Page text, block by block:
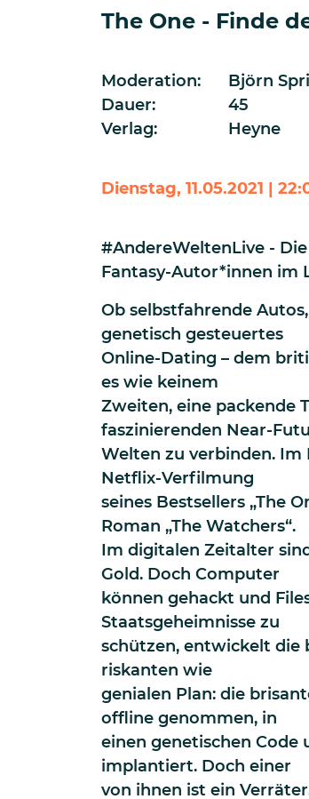
The One - Finde
Moderation:
Björn
Dauer:
45
Verlag:
Heyne
Dienstag, 11.05.2021 |
#AndereWeltenLive -
Fantasy-Autor*innen im
Ob selbstfahrende
genetisch gesteuertes
Online-Dating – dem
es wie keinem
Zweiten, eine packende
faszinierenden Near-
Welten zu verbinden.
Netflix-Verfilmung
seines Bestsellers „The
Roman „The Watchers“.
Im digitalen Zeitalter
Gold. Doch Computer
können gehackt und
Staatsgeheimnisse zu
schützen, entwickelt die
riskanten wie
genialen Plan: die
offline genommen, in
einen genetischen
implantiert. Doch einer
von ihnen ist ein